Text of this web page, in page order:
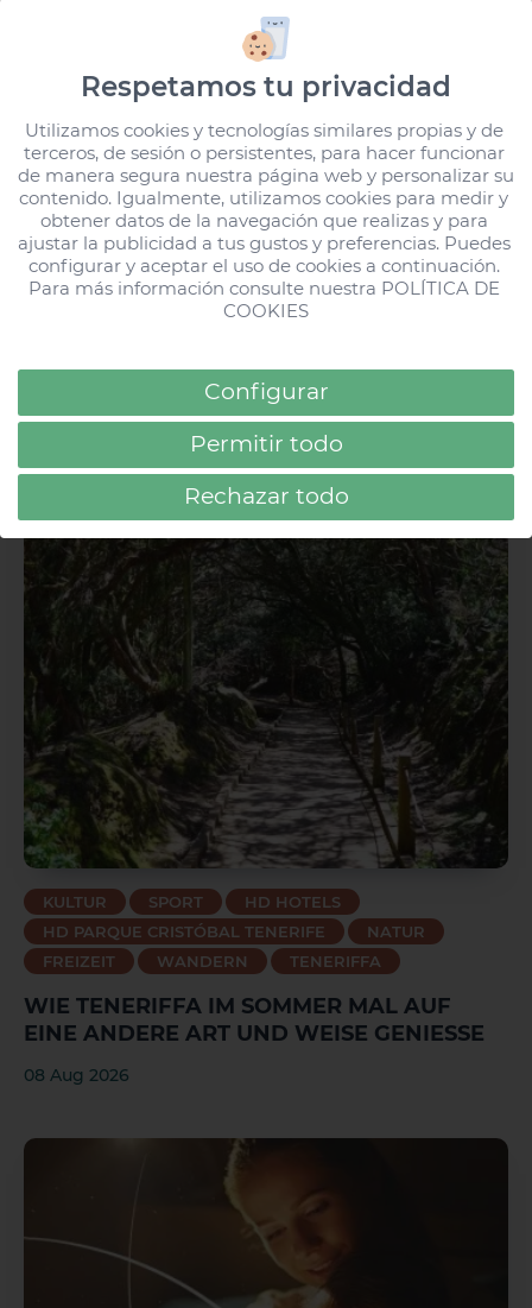
Loading...
08 Aug 2026
KULTUR SPORT
HD HOTELS
HD PARQUE CRISTÓBAL TENERIFE
NATUR
FREIZEIT
WANDERN TENERIFFA
WIE TENERIFFA IM SOMMER MAL AUF
EINE ANDERE ART UND WEISE GENIESSE
08 Aug 2026
Respetamos tu privacidad
Utilizamos cookies y tecnologías similares propias y de
terceros, de sesión o persistentes, para hacer funcionar
de manera segura nuestra página web y personalizar su
contenido. Igualmente, utilizamos cookies para medir y
obtener datos de la navegación que realizas y para
ajustar la publicidad a tus gustos y preferencias. Puedes
configurar y aceptar el uso de cookies a continuación.
Para más información consulte nuestra POLÍTICA DE
COOKIES
Configurar
Permitir todo
Rechazar todo